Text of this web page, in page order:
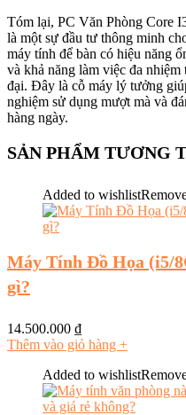
Tóm lại, PC Văn Phòng Core
là một sự đầu tư thông minh
máy tính để bàn có hiệu năng
và khả năng làm việc đa
đại. Đây là cỗ máy lý tưởng
nghiệm sử dụng mượt mà và
hàng ngày.
SẢN PHẨM TƯƠNG
Added to wishlist
Máy Tính Đồ Họa (i5/
gì?
14.500.000 ₫
Thêm vào giỏ hàng +
Added to wishlist